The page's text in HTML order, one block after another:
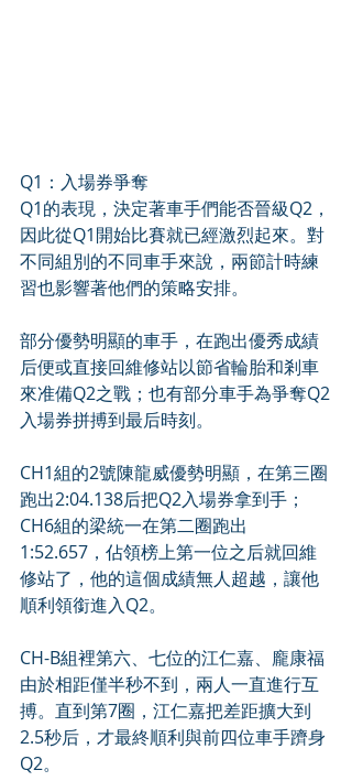
Q1：入場券爭奪
Q1的表現，決定著車手們能否晉級Q2，
因此從Q1開始比賽就已經激烈起來。對
不同組別的不同車手來說，兩節計時練
習也影響著他們的策略安排。
部分優勢明顯的車手，在跑出優秀成績
后便或直接回維修站以節省輪胎和剎車
來准備Q2之戰；也有部分車手為爭奪Q2
入場券拼搏到最后時刻。
CH1組的2號陳龍威優勢明顯，在第三圈
跑出2:04.138后把Q2入場券拿到手；
CH6組的梁統一在第二圈跑出
1:52.657，佔領榜上第一位之后就回維
修站了，他的這個成績無人超越，讓他
順利領銜進入Q2。
CH-B組裡第六、七位的江仁嘉、龐康福
由於相距僅半秒不到，兩人一直進行互
搏。直到第7圈，江仁嘉把差距擴大到
2.5秒后，才最終順利與前四位車手躋身
Q2。